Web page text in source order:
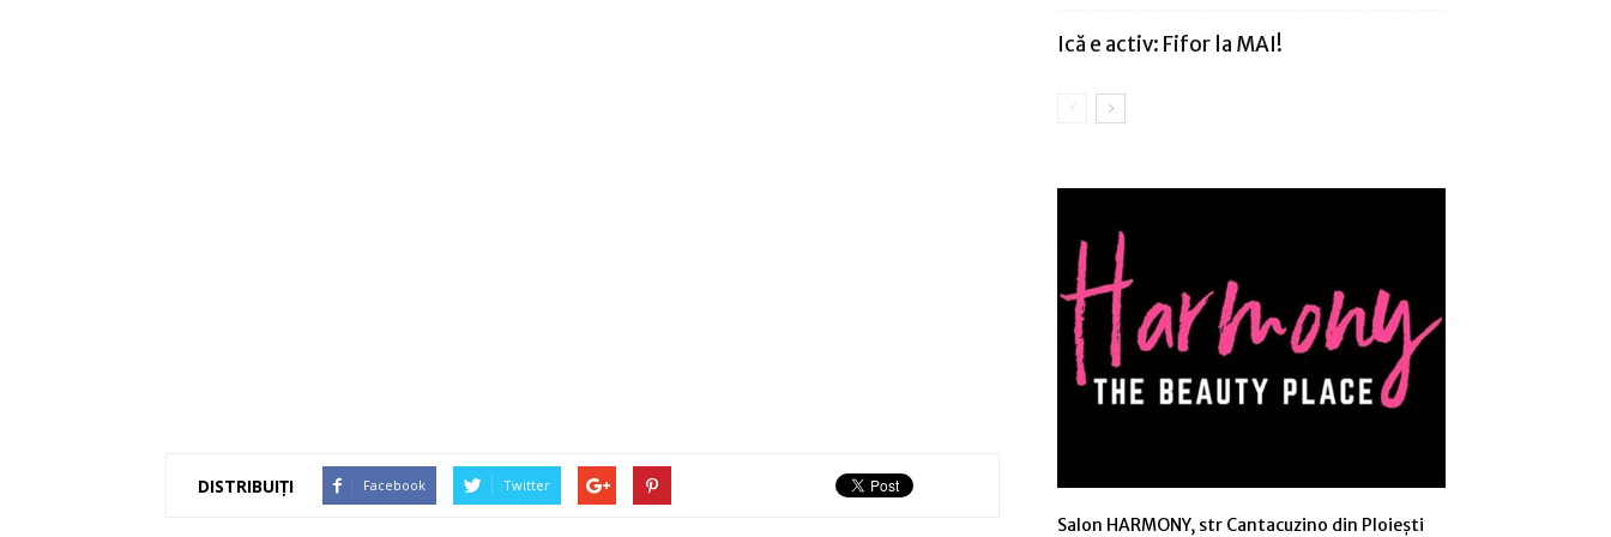
DISTRIBUIȚI Facebook Twitter
Ică e activ: Fifor la MAI!
Salon HARMONY, str Cantacuzino din Ploiești